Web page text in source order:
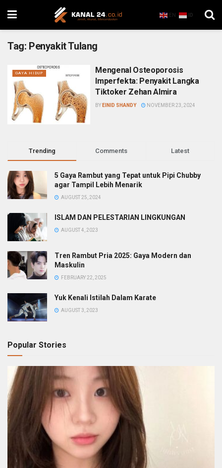
EN ID
Tag: Penyakit Tulang
GAYA HIDUP
Mengenal Osteoporosis
Imperfekta: Penyakit Langka
Tiktoker Zehan Almira
BY EINID SHANDY NOVEMBER 23, 2024
Trending Comments Latest
5 Gaya Rambut yang Tepat untuk Pipi Chubby
agar Tampil Lebih Menarik
AUGUST 25, 2024
ISLAM DAN PELESTARIAN LINGKUNGAN
AUGUST 4, 2023
Tren Rambut Pria 2025: Gaya Modern dan
Maskulin
FEBRUARY 22, 2025
Yuk Kenali Istilah Dalam Karate
AUGUST 3, 2023
Popular Stories